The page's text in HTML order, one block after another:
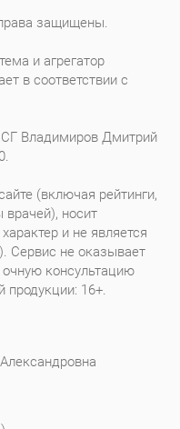
защищены.
и агрегатор
в соответствии с
Владимиров Дмитрий
(включая рейтинги,
врачей), носит
и не является
Сервис не оказывает
консультацию
продукции: 16+.